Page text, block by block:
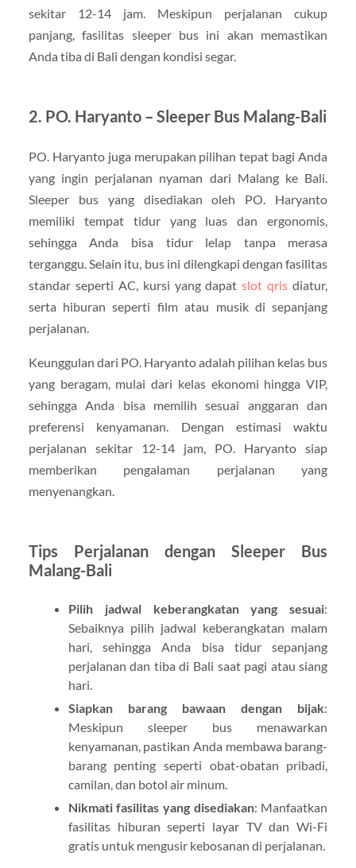
sekitar 12-14 jam. Meskipun perjalanan cukup
panjang, fasilitas sleeper bus ini akan memastikan
Anda tiba di Bali dengan kondisi segar.
2. PO. Haryanto – Sleeper Bus Malang-Bali
PO. Haryanto juga merupakan pilihan tepat bagi Anda
yang ingin perjalanan nyaman dari Malang ke Bali.
Sleeper bus yang disediakan oleh PO. Haryanto
memiliki tempat tidur yang luas dan ergonomis,
sehingga Anda bisa tidur lelap tanpa merasa
terganggu. Selain itu, bus ini dilengkapi dengan fasilitas
standar seperti AC, kursi yang dapatslot qris diatur,
serta hiburan seperti film atau musik di sepanjang
perjalanan.
Keunggulan dari PO. Haryanto adalah pilihan kelas bus
yang beragam, mulai dari kelas ekonomi hingga VIP,
sehingga Anda bisa memilih sesuai anggaran dan
preferensi kenyamanan. Dengan estimasi waktu
perjalanan sekitar 12-14 jam, PO. Haryanto siap
memberikan pengalaman perjalanan yang
menyenangkan.
Tips Perjalanan dengan Sleeper Bus
Malang-Bali
Pilih jadwal keberangkatan yang sesuai:
Sebaiknya pilih jadwal keberangkatan malam
hari, sehingga Anda bisa tidur sepanjang
perjalanan dan tiba di Bali saat pagi atau siang
hari.
Siapkan barang bawaan dengan bijak:
Meskipun sleeper bus menawarkan
kenyamanan, pastikan Anda membawa barang-
barang penting seperti obat-obatan pribadi,
camilan, dan botol air minum.
Nikmati fasilitas yang disediakan: Manfaatkan
fasilitas hiburan seperti layar TV dan Wi-Fi
gratis untuk mengusir kebosanan di perjalanan.